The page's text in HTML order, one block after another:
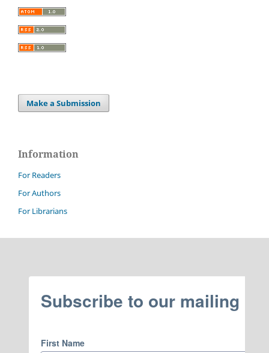
Make a Submission
Information
For Readers
For Authors
For Librarians